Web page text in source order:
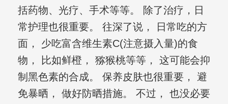
括药物、光疗、手术等等。 除了治疗，日
常护理也很重要。 往深了说， 日常吃的方
面， 少吃富含维生素C(注意摄入量)的食
物， 比如鲜橙， 猕猴桃等等， 这可能会抑
制黑色素的合成。 保养皮肤也很重要， 避
免暴晒， 做好防晒措施。 不过， 也没必要